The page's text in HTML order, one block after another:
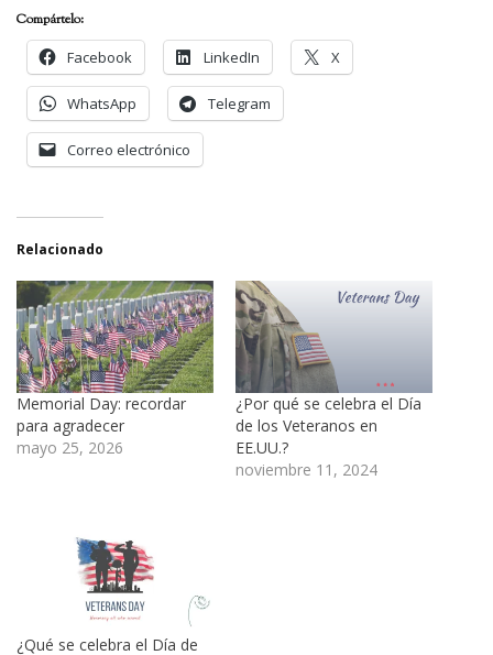
Compártelo:
Facebook
LinkedIn X
WhatsApp Telegram
Correo electrónico
Relacionado
Memorial Day: recordar
para agradecer
mayo 25, 2026
¿Por qué se celebra el Día
de los Veteranos en
EE.UU.?
noviembre 11, 2024
¿Qué se celebra el Día de